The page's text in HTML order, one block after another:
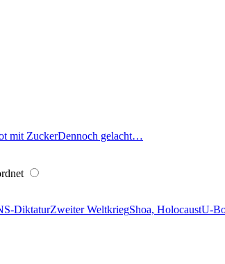
mit ZuckerDennoch gelacht…
DiktaturZweiter WeltkriegShoa, HolocaustU-